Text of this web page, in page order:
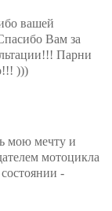
вашей
Вам за
Парни
)))
мою мечту и
мотоцикла
-